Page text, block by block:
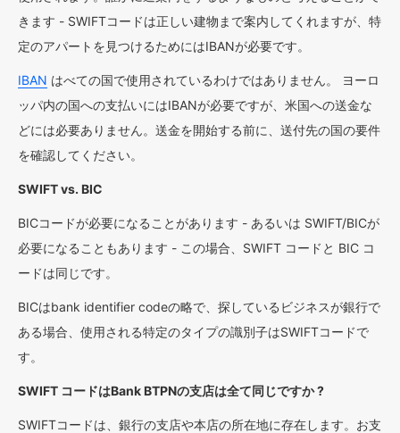
きます - SWIFTコードは正しい建物まで案内してくれますが、特
定のアパートを見つけるためにはIBANが必要です。
IBAN はべての国で使用されているわけではありません。 ヨーロ
ッパ内の国への支払いにはIBANが必要ですが、米国への送金な
どには必要ありません。送金を開始する前に、送付先の国の要件
を確認してください。
SWIFT vs. BIC
BICコードが必要になることがあります - あるいは SWIFT/BICが
必要になることもあります - この場合、SWIFT コードと BIC コ
ードは同じです。
BICはbank identifier codeの略で、探しているビジネスが銀行で
ある場合、使用される特定のタイプの識別子はSWIFTコードで
す。
SWIFT コードはBank BTPNの支店は全て同じですか ?
SWIFTコードは、銀行の支店や本店の所在地に存在します。お支